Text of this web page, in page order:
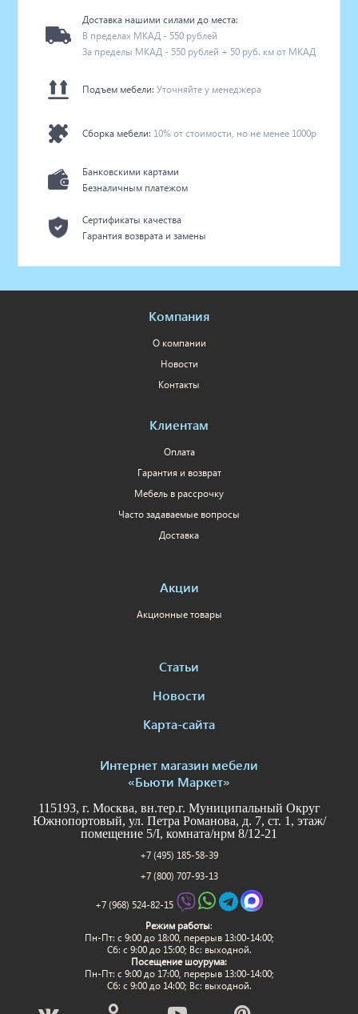
Доставка нашими силами до места:
В пределах МКАД - 550 рублей
За пределы МКАД - 550 рублей + 50 руб. км от МКАД
Подъем мебели:Уточняйте у менеджера
Сборка мебели: 10% от стоимости, но не менее 1000р
Банковскими картами
Безналичным платежом
Сертификаты качества
Гарантия возврата и замены
Компания
О компании
Новости
Контакты
Клиентам
Оплата
Гарантия и возврат
Мебель в рассрочку
Часто задаваемые вопросы
Доставка
Акции
Акционные товары
Статьи
Новости
Карта-сайта
Интернет магазин мебели
«Бьюти Маркет»
115193, г. Москва, вн.тер.г. Муниципальный Округ
Южнопортовый, ул. Петра Романова, д. 7, ст. 1, этаж/
помещение 5/I, комната/нрм 8/12-21
+7 (495) 185-58-39
+7 (800) 707-93-13
+7 (968) 524-82-15
Режим работы:
Пн-Пт: c 9:00 до 18:00, перерыв 13:00-14:00;
Сб: с 9:00 до 15:00; Вс: выходной.
Посещение шоурума:
Пн-Пт: c 9:00 до 17:00, перерыв 13:00-14:00;
Сб: с 9:00 до 14:00; Вс: выходной.